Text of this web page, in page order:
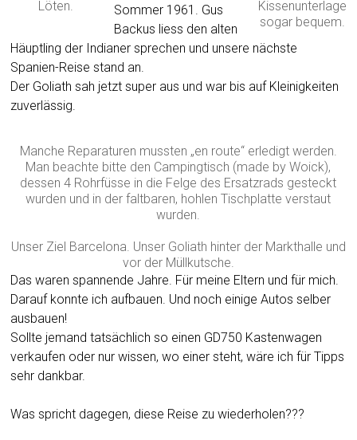
Löten.
Kissenunterlage
sogar bequem.
Sommer 1961. Gus
Backus liess den alten
Häuptling der Indianer sprechen und unsere nächste
Spanien-Reise stand an.
Der Goliath sah jetzt super aus und war bis auf Kleinigkeiten
zuverlässig.
Manche Reparaturen mussten „en route“ erledigt werden.
Man beachte bitte den Campingtisch (made by Woick),
dessen 4 Rohrfüsse in die Felge des Ersatzrads gesteckt
wurden und in der faltbaren, hohlen Tischplatte verstaut
wurden.
Unser Ziel Barcelona. Unser Goliath hinter der Markthalle und
vor der Müllkutsche.
Das waren spannende Jahre. Für meine Eltern und für mich.
Darauf konnte ich aufbauen. Und noch einige Autos selber
ausbauen!
Sollte jemand tatsächlich so einen GD750 Kastenwagen
verkaufen oder nur wissen, wo einer steht, wäre ich für Tipps
sehr dankbar.
Was spricht dagegen, diese Reise zu wiederholen???